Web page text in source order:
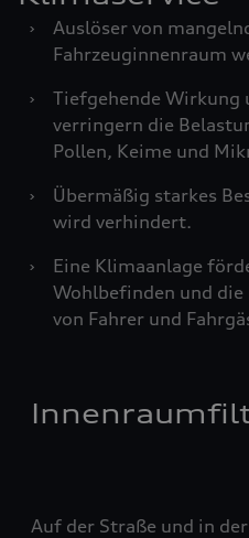
›
Auslöser von
Fahrzeuginnenraum
›
Tiefgehende Wirkung
verringern die
Pollen, Keime und
›
Übermäßig starkes
wird verhindert.
›
Eine Klimaanlage
Wohlbefinden und
von Fahrer und
Auf der Straße und in